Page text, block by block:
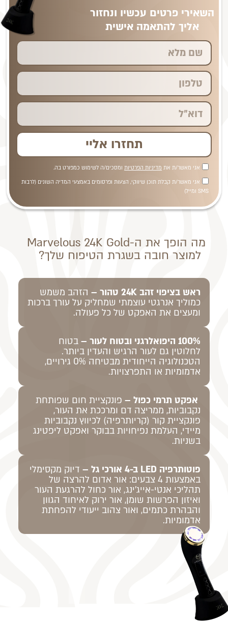
השאירי פרטים עכשיו ונחזור
אליך להתאמה אישית
אני מאשר/ת את מדיניות הפרטיותומסכים/ה לשימוש כמפורט בה.
אני מאשר/ת קבלת תוכן שיווקי, הצעות ופרסומים באמצעי המדיה השונים (לרבות
SMS ומייל)
תחזרו אליי
מה הופך את ה-Marvelous 24K Gold
למוצר חובה בשגרת הטיפוח שלך?
ראש בציפוי זהב 24K טהור –
הזהב משמש
כמוליך אנרגטי עוצמתי שמחליק על עורך ברכות
ומעצים את האפקט של כל פעולה.
100% היפואלרגני ובטוח לעור –
בטוח
לחלוטין גם לעור הרגיש והעדין ביותר.
הטכנולוגיה הייחודית מבטיחה 0% גירויים,
אדמומיות או התפרצויות.
אפקט תרמי כפול –פונקציית חום שפותחת
נקבוביות, ממריצה דם ומרככת את העור,
פונקציית קור (קריותרפיה) לכיווץ נקבוביות
מיידי, העלמת נפיחויות בבוקר ואפקט ליפטינג
בשניות.
פוטותרפיה LED ב-4 אורכי גל –
דיוק מקסימלי
באמצעות 4 צבעים: אור אדום להרצה של
תהליכי אנטי-אייג'ינג, אור כחול להרגעת העור
ואיזון הפרשות שומן, אור ירוק לאיחוד הגוון
והבהרת כתמים, ואור צהוב ייעודי להפחתת
אדמומיות.